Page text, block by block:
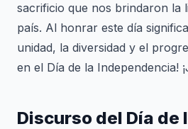
sacrificio que nos brindaron la
país. Al honrar este día
unidad, la diversidad y el
en el Día de la Independencia!
Discurso del Día de